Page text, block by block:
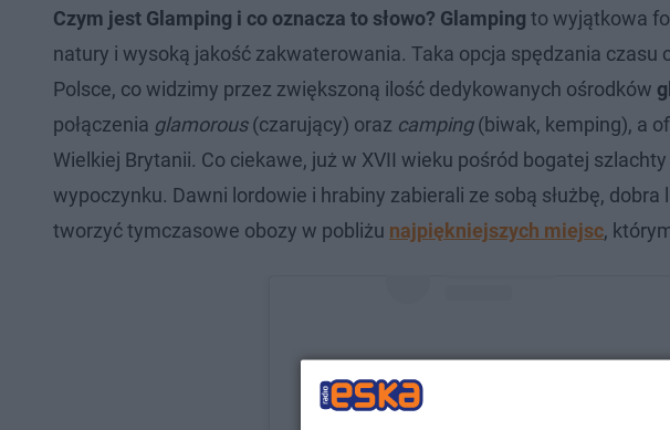
Czym jest Glamping i co oznacza to słowo? Glamping to wyjątkowa
natury i wysoką jakość zakwaterowania. Taka opcja spędzania czasu
Polsce, co widzimy przez zwiększoną ilość dedykowanych ośrodków
połączenia glamorous(czarujący) oraz camping(biwak, kemping), a
Wielkiej Brytanii. Co ciekawe, już w XVII wieku pośród bogatej
wypoczynku. Dawni lordowie i hrabiny zabierali ze sobą służbę,
tworzyć tymczasowe obozy w pobliżu najpiękniejszych miejsc,